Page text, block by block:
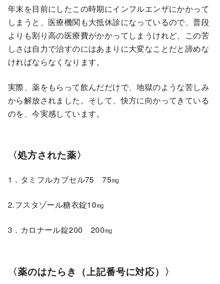
年末を目前にしたこの時期にインフルエンザにかかって
しまうと、医療機関も大抵休診になっているので、普段
よりも割り高の医療費がかかってしまうけれど、この苦
しさは自力で治すのにはあまりに大変なことだと諦めな
ければならなくなります。
実際、薬をもらって飲んだだけで、地獄のような苦しみ
から解放されました。そして、快方に向かってきている
のを、今実感しています。
〈処方された薬〉
1．タミフルカプセル75 75㎎
2.フスタゾール糖衣錠10㎎
3．カロナール錠200 200㎎
〈薬のはたらき（上記番号に対応）〉